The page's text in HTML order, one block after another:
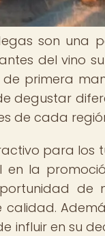
son una
del vino
primera
degustar
de cada
para los
la
de
influir en su